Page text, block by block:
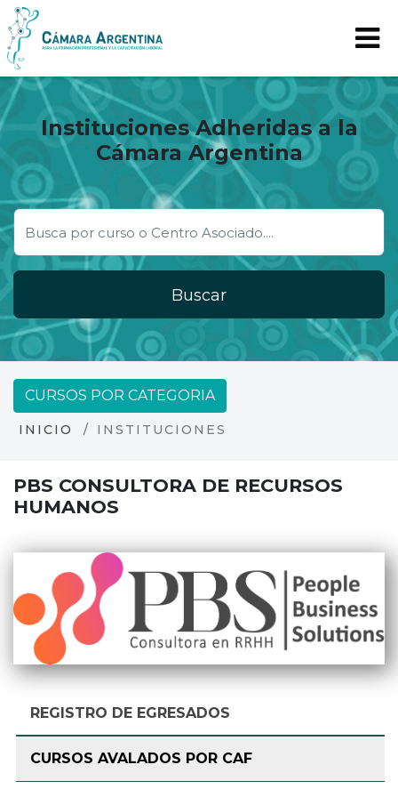
Instituciones Adheridas a la
Cámara Argentina
Buscar
CURSOS POR CATEGORIA
INICIO INSTITUCIONES
PBS CONSULTORA DE RECURSOS
HUMANOS
REGISTRO DE EGRESADOS
CURSOS AVALADOS POR CAF